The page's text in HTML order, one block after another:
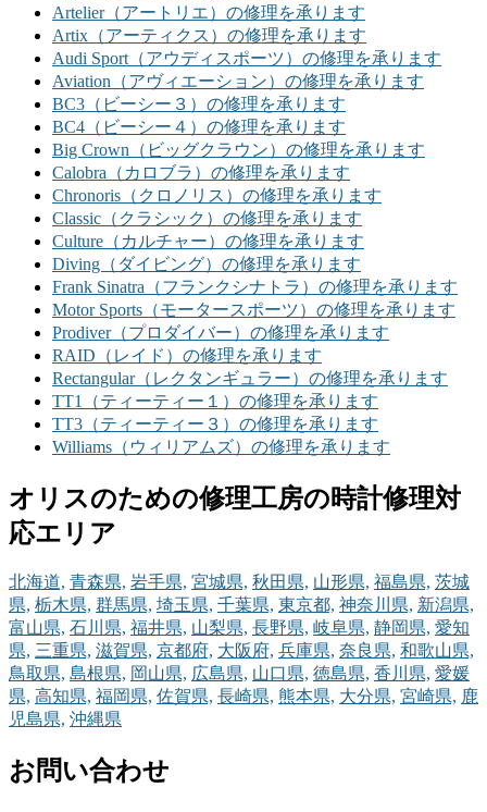
Artelier（アートリエ）の修理を承ります
Artix（アーティクス）の修理を承ります
Audi Sport（アウディスポーツ）の修理を承ります
Aviation（アヴィエーション）の修理を承ります
BC3（ビーシー３）の修理を承ります
BC4（ビーシー４）の修理を承ります
Big Crown（ビッグクラウン）の修理を承ります
Calobra（カロブラ）の修理を承ります
Chronoris（クロノリス）の修理を承ります
Classic（クラシック）の修理を承ります
Culture（カルチャー）の修理を承ります
Diving（ダイビング）の修理を承ります
Frank Sinatra（フランクシナトラ）の修理を承ります
Motor Sports（モータースポーツ）の修理を承ります
Prodiver（プロダイバー）の修理を承ります
RAID（レイド）の修理を承ります
Rectangular（レクタンギュラー）の修理を承ります
TT1（ティーティー１）の修理を承ります
TT3（ティーティー３）の修理を承ります
Williams（ウィリアムズ）の修理を承ります
オリスのための修理工房の時計修理対
応エリア
北海道, 青森県, 岩手県, 宮城県, 秋田県, 山形県, 福島県, 茨城
県, 栃木県, 群馬県, 埼玉県, 千葉県, 東京都, 神奈川県, 新潟県,
富山県, 石川県, 福井県, 山梨県, 長野県, 岐阜県, 静岡県, 愛知
県, 三重県, 滋賀県, 京都府, 大阪府, 兵庫県, 奈良県, 和歌山県,
鳥取県, 島根県, 岡山県, 広島県, 山口県, 徳島県, 香川県, 愛媛
県, 高知県, 福岡県, 佐賀県, 長崎県, 熊本県, 大分県, 宮崎県, 鹿
児島県, 沖縄県
お問い合わせ